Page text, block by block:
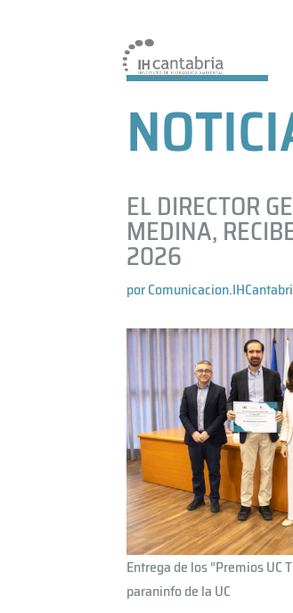
EL DIRECTOR
MEDINA,
2026
por
Entrega de los “Premios UC
paraninfo de la UC